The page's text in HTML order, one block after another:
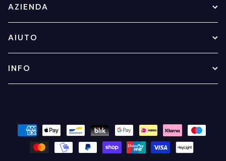
AZIENDA
AIUTO
INFO